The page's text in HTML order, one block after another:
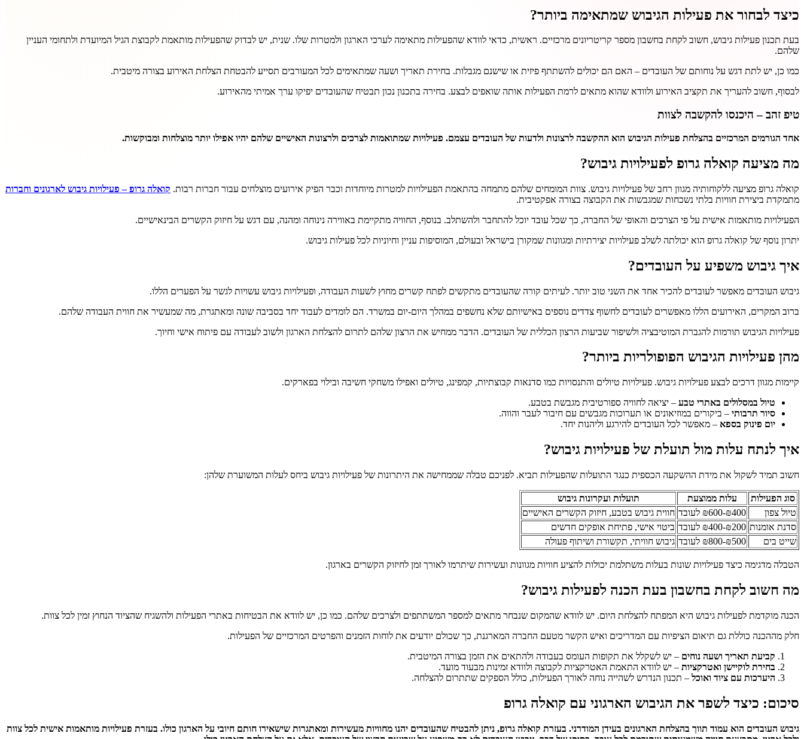
כיצד לבחור את פעילות הגיבוש שמתאימה ביותר?
בעת תכנון פעילות גיבוש, חשוב לקחת בחשבון מספר קריטריונים מרכזיים. ראשית, כדאי לוודא שהפעילות מתאימה לערכי הארגון ולמטרות שלו. שנית, יש לבדוק שהפעילות מותאמת לקבוצת הגיל המיועדת ולתחומי העניין
שלהם.
כמו כן, יש לתת דגש על נוחותם של העובדים – האם הם יכולים להשתתף פיזית או שישנם מגבלות. בחירת תאריך ושעה שמתאימים לכל המעורבים תסייע להבטחת הצלחת האירוע בצורה מיטבית.
לבסוף, חשוב להעריך את תקציב האירוע ולוודא שהוא מתאים לרמת הפעילות אותה שואפים לבצע. בחירה בתכנון נכון תבטיח שהעובדים יפיקו ערך אמיתי מהאירוע.
טיפ זהב – היכנסו להקשבה לצוות
אחד הגורמים המרכזיים בהצלחת פעילות הגיבוש הוא ההקשבה לרצונות ולדעות של העובדים עצמם. פעילויות שמתואמות לצרכים ולרצונות האישיים שלהם יהיו אפילו יותר מוצלחות ומבוקשות.
מה מציעה קואלה גרופ לפעילויות גיבוש?
קואלה גרופ מציעה ללקוחותיה מגוון רחב של פעילויות גיבוש. צוות המומחים שלהם מתמחה בהתאמת הפעילויות למטרות מיוחדות וכבר הפיק אירועים מוצלחים עבור חברות רבות. קואלה גרופ – פעילויות גיבוש לארגונים וחברות
מתמקדת ביצירת חוויות בלתי נשכחות שמגבשות את הקבוצה בצורה אפקטיבית.
הפעילויות מותאמות אישית על פי הצרכים והאופי של החברה, כך שכל עובד יוכל להתחבר ולהשתלב. בנוסף, החוויה מתקיימת באווירה נינוחה ומהנה, עם דגש על חיזוק הקשרים הבינאישיים.
יתרון נוסף של קואלה גרופ הוא יכולתה לשלב פעילויות יצירתיות ומגוונות שמקורן בישראל ובעולם, המוסיפות עניין וחיוניות לכל פעילות גיבוש.
איך גיבוש משפיע על העובדים?
גיבוש העובדים מאפשר לעובדים להכיר אחד את השני טוב יותר. לעיתים קורה שהעובדים מתקשים לפתח קשרים מחוץ לשעות העבודה, ופעילויות גיבוש עשויות לגשר על הפערים הללו.
ברוב המקרים, האירועים הללו מאפשרים לעובדים לחשוף צדדים נוספים באישיותם שלא נחשפים במהלך היום-יום במשרד. הם לומדים לעבוד יחד בסביבה שונה ומאתגרת, מה שמעשיר את חווית העבודה שלהם.
פעילויות הגיבוש תורמות להגברת המוטיבציה ולשיפור שביעות הרצון הכללית של העובדים. הדבר ממחיש את הרצון שלהם לתרום להצלחת הארגון ולשוב לעבודה עם פיתוח אישי וחיוך.
מהן פעילויות הגיבוש הפופולריות ביותר?
קיימות מגוון דרכים לבצע פעילויות גיבוש. פעילויות טיולים והתנסויות כמו סדנאות קבוצתיות, קמפינג, טיולים ואפילו משחקי חשיבה ובילוי בפארקים.
טיול במסלולים באתרי טבע – יציאה לחוויה ספורטיבית מגבשת בטבע.
סיור תרבותי – ביקורים במוזיאונים או תערוכות מגבשים עם חיבור לעבר והווה.
יום פינוק בספא – מאפשר לכל העובדים להירגע וליהנות יחד.
איך לנתח עלות מול תועלת של פעילויות גיבוש?
חשוב תמיד לשקול את מידת ההשקעה הכספית כנגד התועלות שהפעילות תביא. לפניכם טבלה שממחישה את היתרונות של פעילויות גיבוש ביחס לעלות המשוערת שלהן:
סוג הפעילות עלות ממוצעת
תועלות ועקרונות גיבוש
טיול צפון
₪400-₪600 לעובד
חווית גיבוש בטבע, חיזוק הקשרים האישיים
סדנת אומנות ₪200-₪400 לעובד
ביטוי אישי, פתיחת אופקים חדשים
שייט בים
₪500-₪800 לעובד גיבוש חוויתי, תקשורת ושיתוף פעולה
הטבלה מדגימה כיצד פעילויות שונות בעלות משתלמת יכולות להציע חוויות מגוונות ועשירות שיתרמו לאורך זמן לחיזוק הקשרים בארגון.
מה חשוב לקחת בחשבון בעת הכנה לפעילות גיבוש?
הכנה מוקדמת לפעילות גיבוש היא המפתח להצלחת היום. יש לוודא שהמקום שנבחר מתאים למספר המשתתפים ולצרכים שלהם. כמו כן, יש לוודא את הבטיחות באתרי הפעילות ולהשגיח שהציוד הנחוץ זמין לכל צוות.
חלק מההכנה כוללת גם תיאום הציפיות עם המדריכים ואיש הקשר מטעם החברה המארגנת, כך שכולם יודעים את לוחות הזמנים והפרטים המרכזיים של הפעילות.
קביעת תאריך ושעה נוחים – יש לשקלל את תקופות העומס בעבודה ולהתאים את הזמן בצורה המיטבית.
בחירת לוקיישן ואטרקציות – יש לוודא התאמת האטרקציות לקבוצה ולוודא זמינות מבעוד מועד.
היערכות עם ציוד ואוכל – תכנון הנדרש לשהייה נוחה לאורך הפעילות, כולל הספקים שתתרום להצלחה.
סיכום: כיצד לשפר את הגיבוש הארגוני עם קואלה גרופ
גיבוש העובדים הוא עמוד תווך בהצלחת הארגונים בעידן המודרני. בעזרת קואלה גרופ, ניתן להבטיח שהעובדים יהנו מחוויות מעשירות ומאתגרות שישאירו חותם חיובי על הארגון כולו. בעזרת פעילויות מותאמות אישית לכל צוות